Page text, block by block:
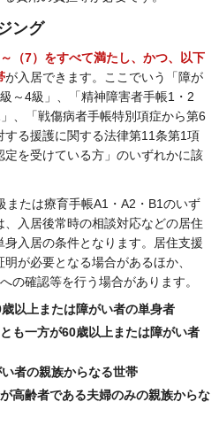
ング
（7）をすべて満たし、かつ、以下
が入居できます。ここでいう「障が
～4級」、「精神障害者手帳1・2
、「戦傷病者手帳特別項症から第6
る援護に関する法律第11条第1項
を受けている方」のいずれかに該
または療育手帳A1・A2・B1のいず
入居後常時の相談対応などの居住
入居の条件となります。居住支援
が必要となる場合があるほか、
の確認等を行う場合があります。
以上または障がい者の単身者
も一方が60歳以上または障がい者
者の親族からなる世帯
高齢者である夫婦のみの親族からな